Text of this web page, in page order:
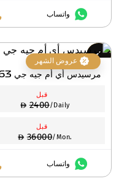
واتساب
عروض الشهر
مرسيدس أي أم جيه جي 63
قبل
2400/Daily
قبل
36000/Mon.
واتساب